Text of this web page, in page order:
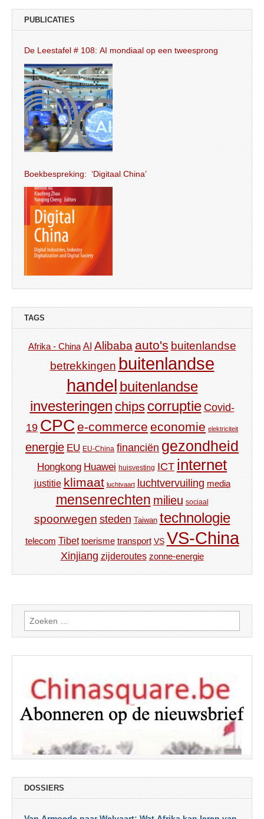
PUBLICATIES
De Leestafel # 108: AI mondiaal op een tweesprong
Boekbespreking: ‘Digitaal China’
TAGS
Afrika - China AI Alibaba auto's buitenlandse
betrekkingen buitenlandse
handel buitenlandse
investeringen chips corruptie Covid-
19 CPC e-commerce economie elektriciteit
energie EU EU-China financiën gezondheid
Hongkong Huawei huisvesting ICT internet
justitie klimaat luchtvaart luchtvervuiling media
mensenrechten milieu sociaal
spoorwegen steden Taiwan technologie
telecom Tibet toerisme transport VS VS-China
Xinjiang zijderoutes zonne-energie
Zoeken
naar:
DOSSIERS